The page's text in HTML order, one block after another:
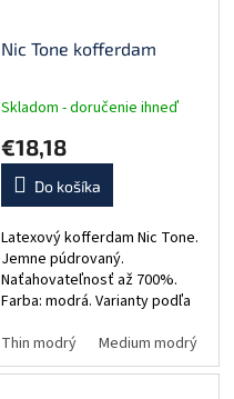
Nic Tone kofferdam
Skladom - doručenie ihneď
€18,18
Do košíka
Latexový kofferdam Nic Tone.
Jemne púdrovaný.
Naťahovateľnosť až 700%.
Farba: modrá. Varianty podľa
(stredný), Thick (hrubý)
Thin modrý Medium modrý